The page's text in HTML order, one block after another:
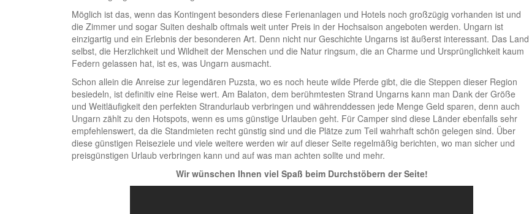
Möglich ist das, wenn das Kontingent besonders diese Ferienanlagen und Hotels noch großzügig vorhanden ist und
die Zimmer und sogar Suiten deshalb oftmals weit unter Preis in der Hochsaison angeboten werden. Ungarn ist
einzigartig und ein Erlebnis der besonderen Art. Denn nicht nur Geschichte Ungarns ist äußerst interessant. Das Land
selbst, die Herzlichkeit und Wildheit der Menschen und die Natur ringsum, die an Charme und Ursprünglichkeit kaum
Federn gelassen hat, ist es, was Ungarn ausmacht.
Schon allein die Anreise zur legendären Puzsta, wo es noch heute wilde Pferde gibt, die die Steppen dieser Region
besiedeln, ist definitiv eine Reise wert. Am Balaton, dem berühmtesten Strand Ungarns kann man Dank der Größe
und Weitläufigkeit den perfekten Strandurlaub verbringen und währenddessen jede Menge Geld sparen, denn auch
Ungarn zählt zu den Hotspots, wenn es ums günstige Urlauben geht. Für Camper sind diese Länder ebenfalls sehr
empfehlenswert, da die Standmieten recht günstig sind und die Plätze zum Teil wahrhaft schön gelegen sind. Über
diese günstigen Reiseziele und viele weitere werden wir auf dieser Seite regelmäßig berichten, wo man sicher und
preisgünstigen Urlaub verbringen kann und auf was man achten sollte und mehr.
Wir wünschen Ihnen viel Spaß beim Durchstöbern der Seite!